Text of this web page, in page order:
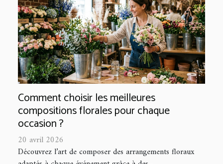
Comment choisir les meilleures
compositions florales pour chaque
occasion ?
20 avril 2026
Découvrez l’art de composer des arrangements floraux